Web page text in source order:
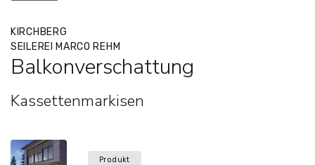
KIRCHBERG
SEILEREI MARCO REHM
Balkonverschattung
Kassettenmarkisen
Produkt